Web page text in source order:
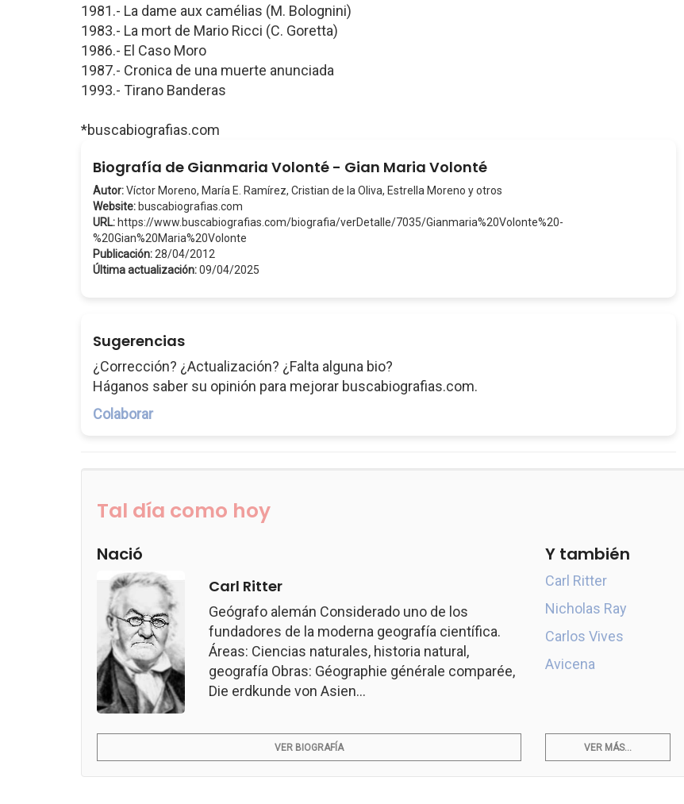
1981.- La dame aux camélias (M. Bolognini)
1983.- La mort de Mario Ricci (C. Goretta)
1986.- El Caso Moro
1987.- Cronica de una muerte anunciada
1993.- Tirano Banderas
*buscabiografias.com
Biografía de Gianmaria Volonté - Gian Maria Volonté
Autor:Víctor Moreno, María E. Ramírez, Cristian de la Oliva, Estrella Moreno y otros
Website: buscabiografias.com
URL: https://www.buscabiografias.com/biografia/verDetalle/7035/Gianmaria%20Volonte%20-
%20Gian%20Maria%20Volonte
Publicación: 28/04/2012
Última actualización:09/04/2025
Sugerencias
¿Corrección? ¿Actualización? ¿Falta alguna bio?
Háganos saber su opinión para mejorar buscabiografias.com.
Colaborar
Tal día como hoy
Nació
Carl Ritter
Geógrafo alemán Considerado uno de los
fundadores de la moderna geografía científica.
Áreas: Ciencias naturales, historia natural,
geografía Obras: Géographie générale comparée,
Die erdkunde von Asien...
Y también
Carl Ritter
Nicholas Ray
Carlos Vives
Avicena
VER BIOGRAFÍA VER MÁS...